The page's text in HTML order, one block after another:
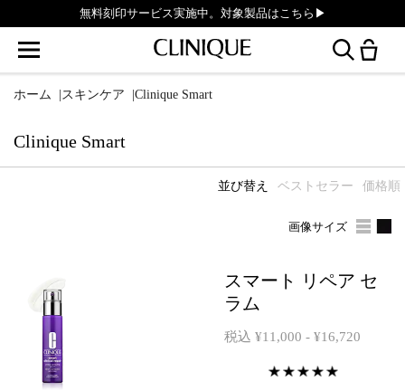
無料刻印サービス実施中。対象製品はこちら▶︎
ホーム スキンケア Clinique Smart
Clinique Smart
並び替え ベストセラー 価格順
画像サイズ
スマート リペア セ
ラム
税込 ¥11,000 - ¥16,720